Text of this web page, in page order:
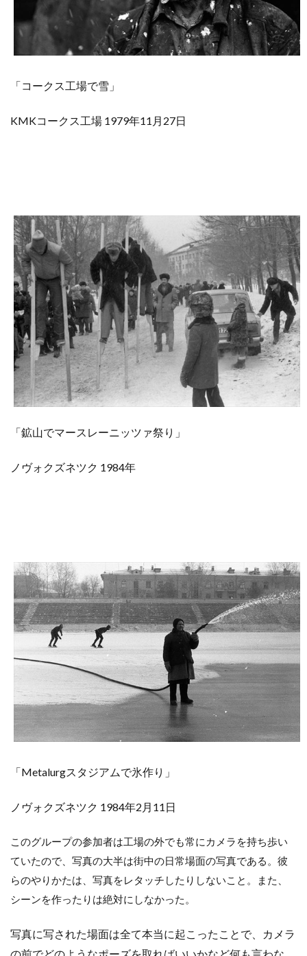
「コークス工場で雪」
KMKコークス工場 1979年11月27日
「鉱山でマースレーニッツァ祭り」
ノヴォクズネツク 1984年
「Metalurgスタジアムで氷作り」
ノヴォクズネツク 1984年2月11日
このグループの参加者は工場の外でも常にカメラを持ち歩い
ていたので、写真の大半は街中の日常場面の写真である。彼
らのやりかたは、写真をレタッチしたりしないこと。また、
シーンを作ったりは絶対にしなかった。
写真に写された場面は全て本当に起こったことで、カメラ